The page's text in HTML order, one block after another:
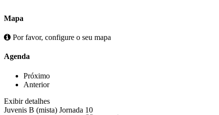
Mapa
Por favor, configure o seu mapa
Agenda
Próximo
Anterior
Exibir detalhes
Juvenis B (mista) Jornada 10